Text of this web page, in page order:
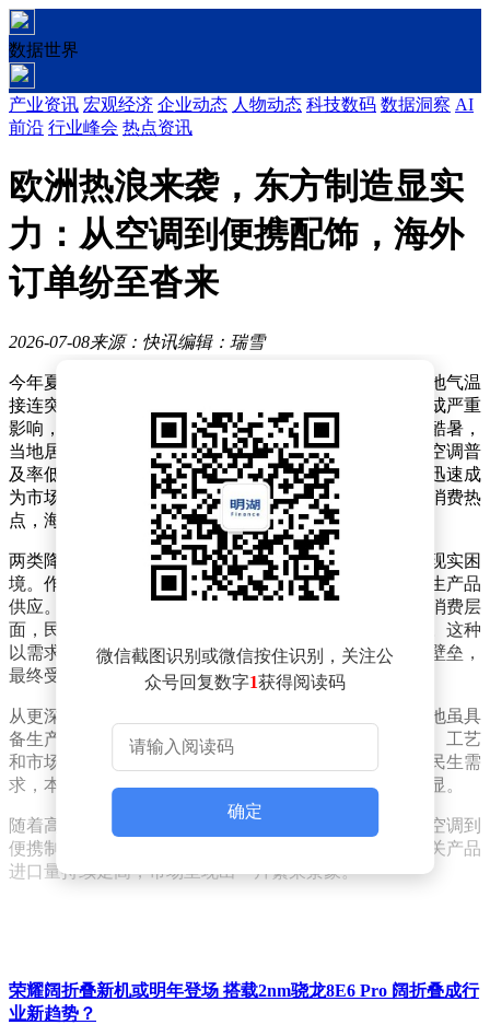
数据世界
产业资讯 宏观经济 企业动态 人物动态 科技数码 数据洞察 AI
前沿 行业峰会 热点资讯
欧洲热浪来袭，东方制造显实
力：从空调到便携配饰，海外
订单纷至沓来
2026-07-08来源：快讯编辑：瑞雪
今年夏季，欧洲多国遭遇前所未有的极端高温天气，多地气温
接连突破历史极值。持续的高温不仅对居民日常生活造成严重
影响，更引发了中老年群体健康问题的集中爆发。面对酷暑，
当地居民急需降温设备，但受限于老旧建筑改造困难、空调普
及率低以及安装成本高昂等因素，定制分体式制冷设备迅速成
为市场抢手货，便携式降温配饰也紧随其后，成为新的消费热
点，海外订单如潮水般涌入。
两类降温产品的热销，折射出欧洲部分地区消费市场的现实困
境。作为传统工业区域，这些地区如今高度依赖外部民生产品
供应。尽管当地政界时常炒作贸易差额问题，但在终端消费层
面，民众更倾向于选择性价比高、适配性强的外来商品。这种
以需求为导向的消费模式意味着，若区域贸然设置贸易壁垒，
最终受损的将是自身经济。
从更深层次看，这一现象暴露了本土制造业的短板。当地虽具
备生产同类制冷产品的技术能力，却难以构建兼顾成本、工艺
和市场适配性的量产供应链。面对极端天气引发的紧急民生需
求，本土产业无法快速响应，竞争力不足的问题愈发凸显。
随着高温持续，海外消暑物资的进口需求不断攀升。从空调到
便携制冷设备，再到传统消暑用品如风扇、凉席等，相关产品
进口量持续走高，市场呈现出一片繁荣景象。
微信截图识别或微信按住识别，关注公
众号回复数字1获得阅读码
确定
荣耀阔折叠新机或明年登场 搭载2nm骁龙8E6 Pro 阔折叠成行
业新趋势？